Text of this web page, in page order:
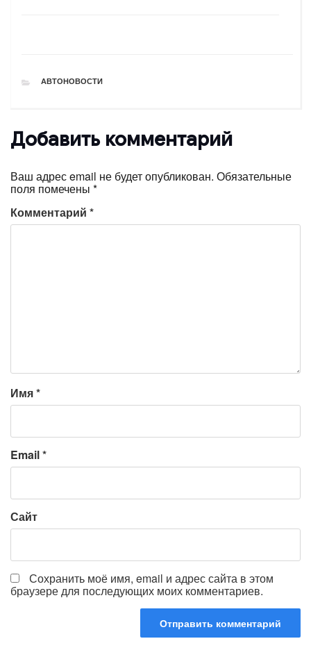
РУБРИКИ
АВТОНОВОСТИ
Добавить комментарий
Ваш адрес email не будет опубликован. Обязательные
поля помечены *
Комментарий *
Имя*
Email*
Сайт
Сохранить моё имя, email и адрес сайта в этом
браузере для последующих моих комментариев.